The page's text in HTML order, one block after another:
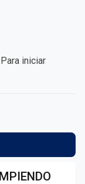
Para iniciar